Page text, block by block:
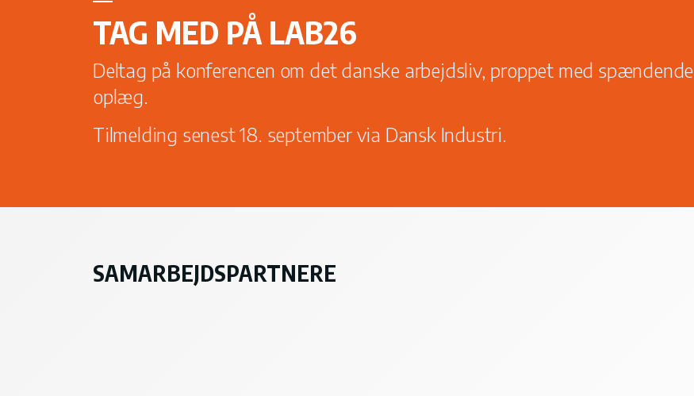
TAG MED PÅ LAB26
Deltag på konferencen om det danske arbejdsliv, proppet med spændende
oplæg.
Tilmelding senest 18. september via Dansk Industri.
SAMARBEJDSPARTNERE